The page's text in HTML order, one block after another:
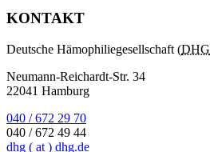
KONTAKT
Deutsche Hämophiliegesellschaft (DHG
Neumann-Reichardt-Str. 34
22041 Hamburg
040 / 672 29 70
040 / 672 49 44
dhg ( at ) dhg.de